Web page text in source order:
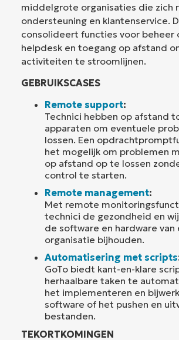
middelgrote organisaties die zich
ondersteuning en klantenservice.
consolideert functies voor beheer
helpdesk en toegang op afstand
activiteiten te stroomlijnen.
GEBRUIKSCASES
Remote support:
Technici hebben op afstand
apparaten om eventuele
lossen. Een
het mogelijk om problemen
op afstand op te lossen
control te starten.
Remote management:
Met remote
technici de gezondheid en
de software en hardware van
organisatie bijhouden.
Automatisering met scripts
GoTo biedt kant-en-klare
herhaalbare taken te
het implementeren en
software of het pushen en
bestanden.
TEKORTKOMINGEN